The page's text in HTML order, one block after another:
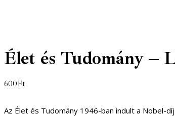
Élet és Tudomány –
600Ft
Az Élet és Tudomány 1946-ban indult a Nobel-